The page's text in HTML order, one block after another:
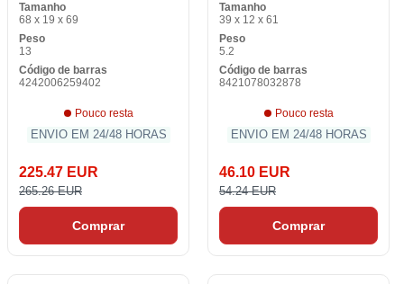
Tamanho
68 x 19 x 69
Peso
13
Código de barras
4242006259402
Pouco resta
ENVIO EM 24/48 HORAS
225.47 EUR
265.26 EUR
Comprar
Tamanho
39 x 12 x 61
Peso
5.2
Código de barras
8421078032878
Pouco resta
ENVIO EM 24/48 HORAS
46.10 EUR
54.24 EUR
Comprar